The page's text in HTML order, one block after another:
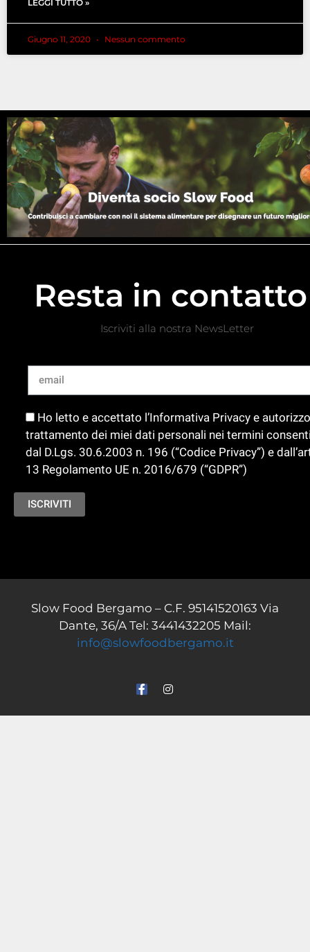
LEGGI TUTTO »
Giugno 11, 2020 Nessun commento
Resta in contatto
Iscriviti alla nostra NewsLetter
Ho letto e accettato l’Informativa Privacy e
trattamento dei miei dati personali nei termini
dal D.Lgs. 30.6.2003 n. 196 (“Codice Privacy”) e
13 Regolamento UE n. 2016/679 (“GDPR”)
Slow Food Bergamo – C.F. 95141520163 Via
Dante, 36/A Tel: 3441432205 Mail:
info@slowfoodbergamo.it